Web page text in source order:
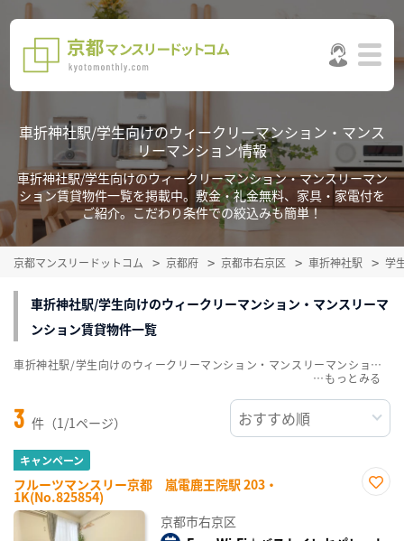
車折神社駅/学生向けのウィークリーマンション・マンス
リーマンション情報
車折神社駅/学生向けのウィークリーマンション・マンスリーマン
ション賃貸物件一覧を掲載中。敷金・礼金無料、家具・家電付を
ご紹介。こだわり条件での絞込みも簡単！
京都マンスリードットコム 京都府 京都市右京区 車折神社駅 学
車折神社駅/学生向けのウィークリーマンション・マンスリーマ
ンション賃貸物件一覧
3 件（1/1ページ）
キャンペーン
フルーツマンスリー京都 嵐電鹿王院駅 203・
1K(No.825854)
京都市右京区
車折神社駅/学生向けのウィークリーマンション・マンスリーマンション賃貸物件一覧を掲載中。敷金・礼金無料、家具・家電付をご紹介。こだわり条件での絞込みも簡単！
…